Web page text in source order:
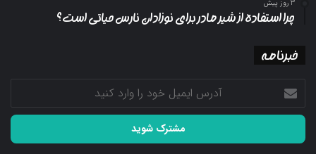
3 روز پیش
چرا استفاده از شیر مادر برای نوزادان نارس حیاتی است؟
خبرنامه
آدرس
ایمیل
خود
وارد